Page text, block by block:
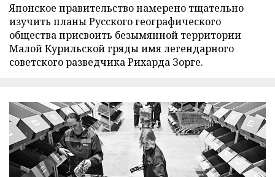
Японское правительство намерено тщательно
изучить планы Русского географического
общества присвоить безымянной территории
Малой Курильской гряды имя легендарного
советского разведчика Рихарда Зорге.